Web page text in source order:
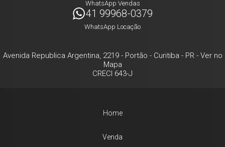
WhatsApp Vendas
41 99968-0379
WhatsApp Locação
Avenida Republica Argentina, 2219- Portão - Curitiba - PR- Ver no
Mapa
CRECI 643-J
Home
Venda